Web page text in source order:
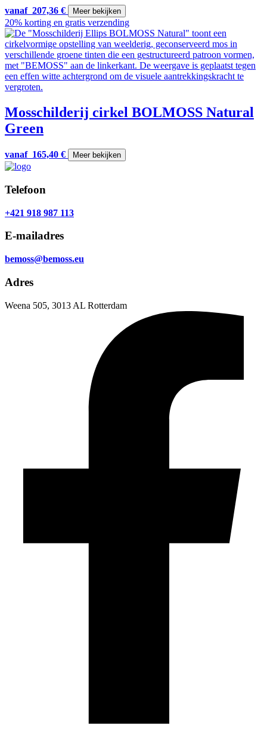
vanaf 207,36 € Meer bekijken
20% korting en gratis verzending
Mosschilderij cirkel BOLMOSS Natural
Green
vanaf 165,40 € Meer bekijken
Telefoon
+421 918 987 113
E-mailadres
bemoss@bemoss.eu
Adres
Weena 505, 3013 AL Rotterdam